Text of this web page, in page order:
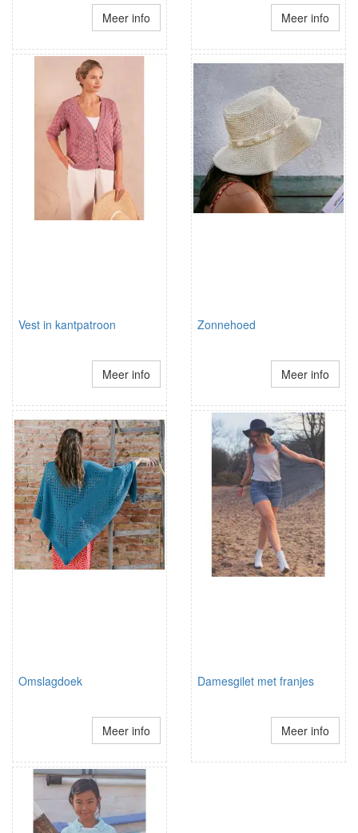
Meer info Meer info
Vest in kantpatroon
Meer info
Zonnehoed
Meer info
Omslagdoek
Meer info
Damesgilet met franjes
Meer info